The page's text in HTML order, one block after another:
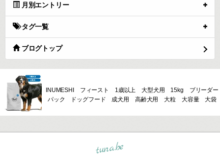
月別エントリー
タグ一覧
ブログトップ
INUMESHI フィースト 1歳以上 大型犬用 15kg ブリーダー
パック ドッグフード 成犬用 高齢犬用 大粒 大容量 大袋
tuna.be